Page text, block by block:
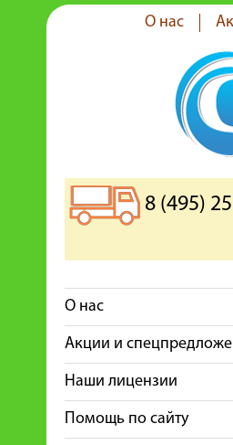
О нас
8 (495)
О нас
Акции и
Наши лицензии
Помощь по сайту